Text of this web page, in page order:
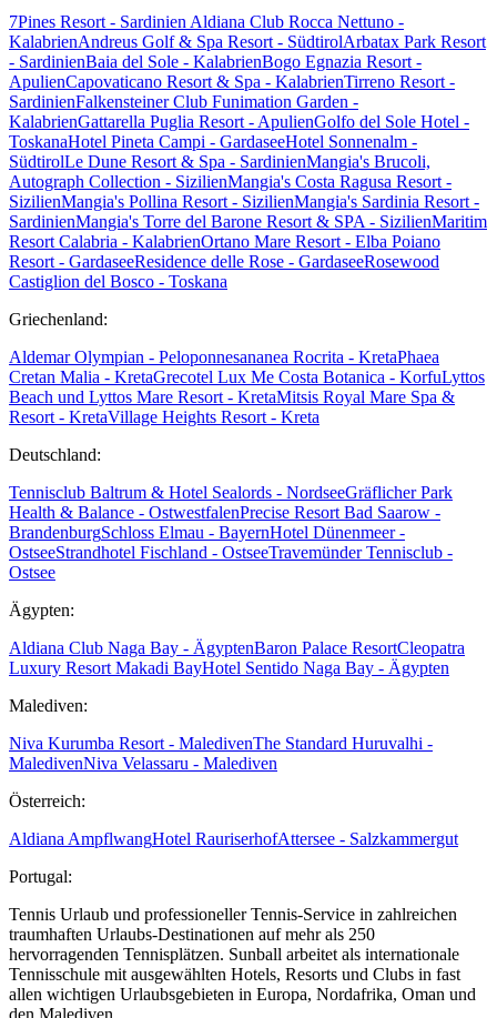
7Pines Resort - Sardinien Aldiana Club Rocca Nettuno -
KalabrienAndreus Golf & Spa Resort - SüdtirolArbatax Park Resort
- SardinienBaia del Sole - KalabrienBogo Egnazia Resort -
ApulienCapovaticano Resort & Spa - KalabrienTirreno Resort -
SardinienFalkensteiner Club Funimation Garden -
KalabrienGattarella Puglia Resort - ApulienGolfo del Sole Hotel -
ToskanaHotel Pineta Campi - GardaseeHotel Sonnenalm -
SüdtirolLe Dune Resort & Spa - SardinienMangia's Brucoli,
Autograph Collection - SizilienMangia's Costa Ragusa Resort -
SizilienMangia's Pollina Resort - SizilienMangia's Sardinia Resort -
SardinienMangia's Torre del Barone Resort & SPA - SizilienMaritim
Resort Calabria - KalabrienOrtano Mare Resort - Elba Poiano
Resort - GardaseeResidence delle Rose - GardaseeRosewood
Castiglion del Bosco - Toskana
Griechenland:
Aldemar Olympian - Peloponnesananea Rocrita - KretaPhaea
Cretan Malia - KretaGrecotel Lux Me Costa Botanica - KorfuLyttos
Beach und Lyttos Mare Resort - KretaMitsis Royal Mare Spa &
Resort - KretaVillage Heights Resort - Kreta
Deutschland:
Tennisclub Baltrum & Hotel Sealords - NordseeGräflicher Park
Health & Balance - OstwestfalenPrecise Resort Bad Saarow -
BrandenburgSchloss Elmau - BayernHotel Dünenmeer -
OstseeStrandhotel Fischland - OstseeTravemünder Tennisclub -
Ostsee
Ägypten:
Aldiana Club Naga Bay - ÄgyptenBaron Palace ResortCleopatra
Luxury Resort Makadi BayHotel Sentido Naga Bay - Ägypten
Malediven:
Niva Kurumba Resort - MaledivenThe Standard Huruvalhi -
MaledivenNiva Velassaru - Malediven
Österreich:
Aldiana AmpflwangHotel RauriserhofAttersee - Salzkammergut
Portugal:
Tennis Urlaub und professioneller Tennis-Service in zahlreichen
traumhaften Urlaubs-Destinationen auf mehr als 250
hervorragenden Tennisplätzen. Sunball arbeitet als internationale
Tennisschule mit ausgewählten Hotels, Resorts und Clubs in fast
allen wichtigen Urlaubsgebieten in Europa, Nordafrika, Oman und